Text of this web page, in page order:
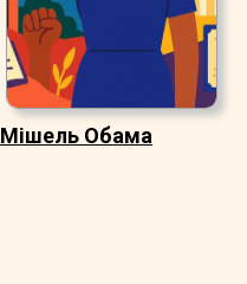
Мішель Обама